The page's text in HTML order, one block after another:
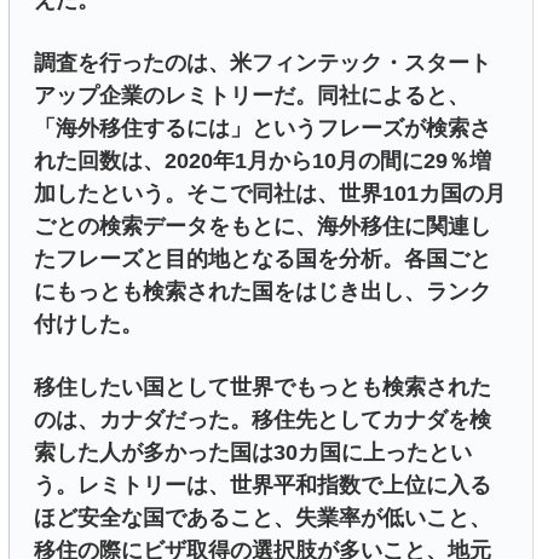
調査を行ったのは、米フィンテック・スタート
アップ企業のレミトリーだ。同社によると、
「海外移住するには」というフレーズが検索さ
れた回数は、2020年1月から10月の間に29％増
加したという。そこで同社は、世界101カ国の月
ごとの検索データをもとに、海外移住に関連し
たフレーズと目的地となる国を分析。各国ごと
にもっとも検索された国をはじき出し、ランク
付けした。
移住したい国として世界でもっとも検索された
のは、カナダだった。移住先としてカナダを検
索した人が多かった国は30カ国に上ったとい
う。レミトリーは、世界平和指数で上位に入る
ほど安全な国であること、失業率が低いこと、
移住の際にビザ取得の選択肢が多いこと、地元